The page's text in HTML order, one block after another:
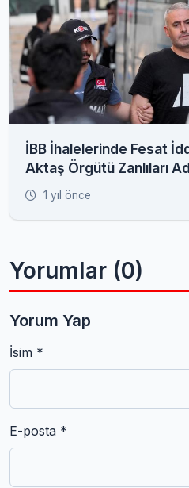
İBB İhalelerinde Fesat
Aktaş Örgütü Zanlıları
1 yıl önce
Yorumlar (0)
Yorum Yap
İsim *
E-posta *